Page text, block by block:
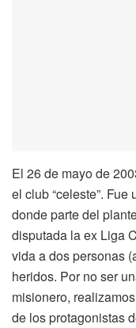
El 26 de mayo de
el club “celeste”.
donde parte del
disputada la ex Liga
vida a dos personas
heridos. Por no ser
misionero,
de los protagonistas